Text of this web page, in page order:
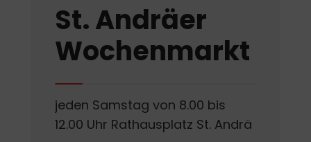
St. Andräer
Wochenmarkt
jeden Samstag von 8.00 bis
12.00 Uhr Rathausplatz St. Andrä